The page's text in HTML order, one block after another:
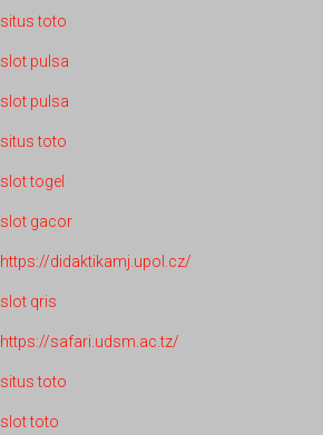
situs toto
slot pulsa
slot pulsa
situs toto
slot togel
slot gacor
https://didaktikamj.upol.cz/
slot qris
https://safari.udsm.ac.tz/
situs toto
slot toto